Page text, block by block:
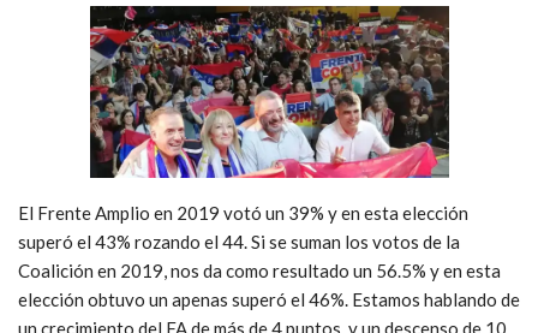
El Frente Amplio en 2019 votó un 39% y en esta elección
superó el 43% rozando el 44. Si se suman los votos de la
Coalición en 2019, nos da como resultado un 56.5% y en esta
elección obtuvo un apenas superó el 46%. Estamos hablando de
un crecimiento del FA de más de 4 puntos y un descenso de 10